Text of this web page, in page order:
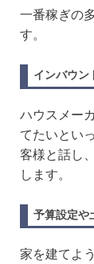
一番稼ぎの
す。
インバウン
ハウスメー
てたいとい
客様と話し
します。
予算設定や
家を建てよ